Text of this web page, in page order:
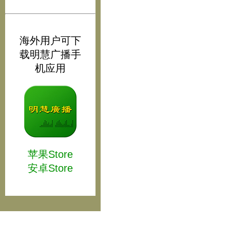
海外用户可下
载明慧广播手
机应用
苹果Store
安卓Store